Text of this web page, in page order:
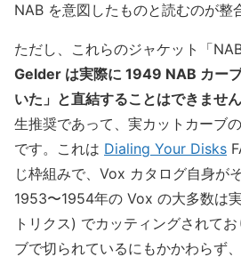
NAB を意図したものと読むのが整
ただし、これらのジャケット「
Gelder は実際に 1949 NAB カー
いた」と直結することはできません
生推奨であって、実カットカーブ
です。これは Dialing Your Disks
じ枠組みで、Vox カタログ自身が
1953〜1954年の Vox の大多数は
トリクス) でカッティングされて
ブで切られているにもかかわらず